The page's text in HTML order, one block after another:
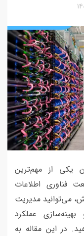
یکی از مهم‌ترین
فناوری اطلاعات
می‌توانید مدیریت
بهینه‌سازی عملکرد
در این مقاله به